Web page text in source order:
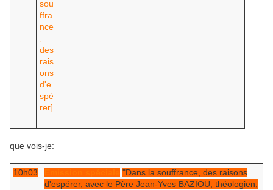
que vois-je:
10h03
"Dans la souffrance, des raisons
d'espérer, avec le Père Jean-Yves BAZIOU, théologien,